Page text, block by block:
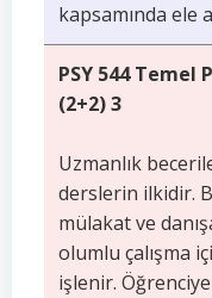
kapsamında ele
PSY 544
(2+2) 3
Uzmanlık
derslerin ilkidir.
mülakat ve
olumlu çalışma
işlenir.